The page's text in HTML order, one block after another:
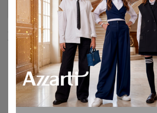
+ Ещё 5 каталогов
Хиты продаж